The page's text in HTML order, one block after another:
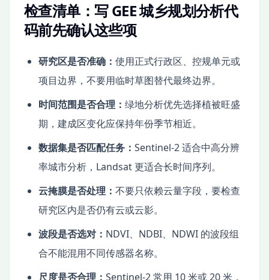
检查清单：写 GEE 城乡规划分析代
码前先确认这些项
研究区是否准确： 使用正式行政区、控规单元或
项目边界，不要用临时草图替代最终边界。
时间范围是否合理： 绿地分析优先选择植被旺盛
期，建成区变化应保持年份季节相近。
数据集是否匹配任务： Sentinel-2 适合中高分辨
率城市分析，Landsat 更适合长时间序列。
云掩膜是否处理： 不要只依赖云量字段，要检查
研究区内是否仍有云或云影。
波段是否选对： NDVI、NDBI、NDWI 的波段组
合不能混用不同传感器名称。
尺度是否合理： Sentinel-2 常用 10 米或 20 米，